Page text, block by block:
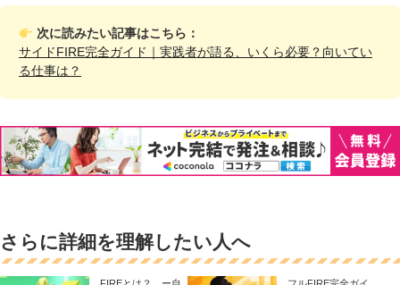
次に読みたい記事はこちら：
サイドFIRE完全ガイド｜実践者が語る、いくら必要？向いてい
る仕事は？
さらに詳細を理解したい人へ